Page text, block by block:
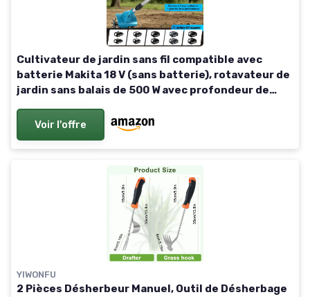
Cultivateur de jardin sans fil compatible avec
batterie Makita 18 V (sans batterie), rotavateur de
jardin sans balais de 500 W avec profondeur de
Voir l'offre
YIWONFU
2 Pièces Désherbeur Manuel, Outil de Désherbage